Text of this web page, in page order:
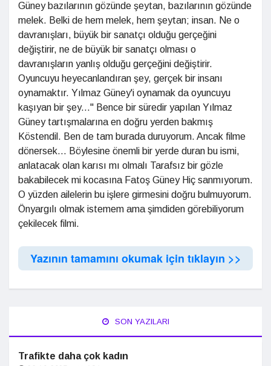
Güney bazılarının gözünde şeytan, bazılarının gözünde
melek. Belki de hem melek, hem şeytan; insan. Ne o
davranışları, büyük bir sanatçı olduğu gerçeğini
değiştirir, ne de büyük bir sanatçı olması o
davranışların yanlış olduğu gerçeğini değiştirir.
Oyuncuyu heyecanlandıran şey, gerçek bir insanı
oynamaktır. Yılmaz Güney'i oynamak da oyuncuyu
kaşıyan bir şey..." Bence bir süredir yapılan Yılmaz
Güney tartışmalarına en doğru yerden bakmış
Köstendil. Ben de tam burada duruyorum. Ancak filme
dönersek... Böylesine önemli bir yerde duran bu ismi,
anlatacak olan karısı mı olmalı Tarafsız bir gözle
bakabilecek mi kocasına Fatoş Güney Hiç sanmıyorum.
O yüzden ailelerin bu işlere girmesini doğru bulmuyorum.
Önyargılı olmak istemem ama şimdiden görebiliyorum
çekilecek filmi.
Yazının tamamını okumak için tıklayın >>
SON YAZILARI
Trafikte daha çok kadın